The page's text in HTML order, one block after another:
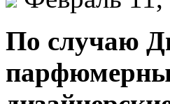
Пo случaю